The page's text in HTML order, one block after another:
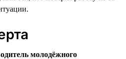
молодёжного